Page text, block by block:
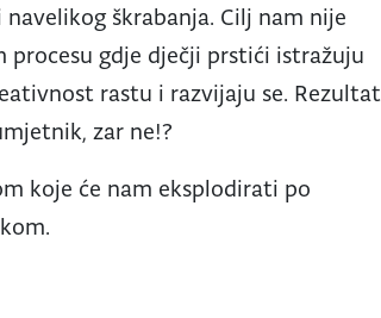
škrabanja. Cilj nam nije
procesu gdje dječji prstići istražuju
rastu i razvijaju se. Rezultat
zar ne!?
koje će nam eksplodirati po